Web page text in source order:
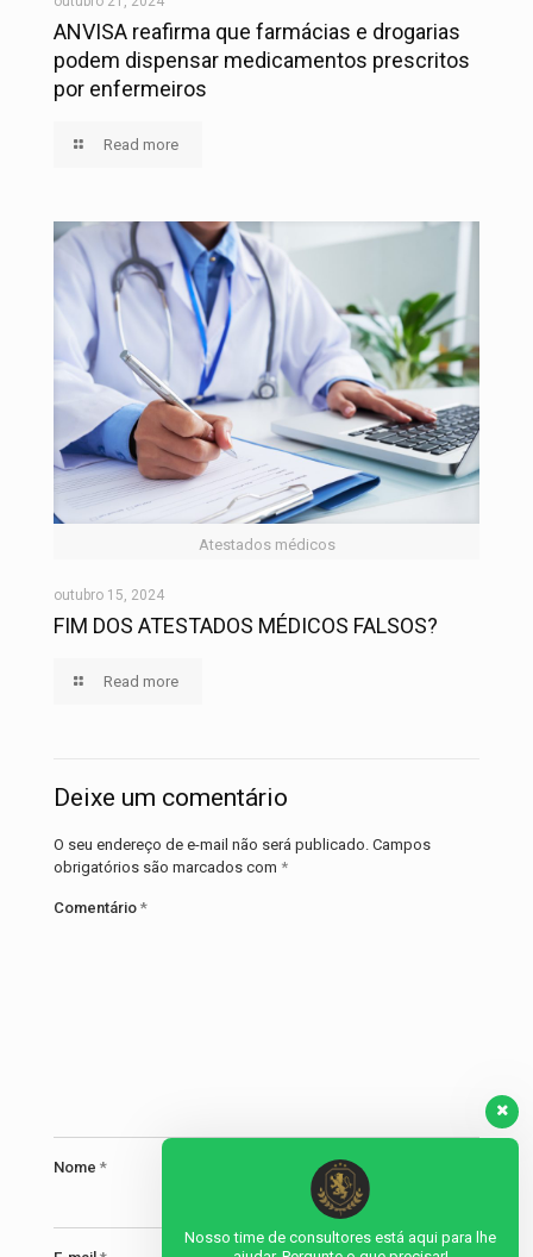
ANVISA reafirma que farmácias e drogarias
podem dispensar medicamentos prescritos
por enfermeiros
Read more
Atestados médicos
outubro 15, 2024
FIM DOS ATESTADOS MÉDICOS FALSOS?
Read more
Deixe um comentário
O seu endereço de e-mail não será publicado. Campos
obrigatórios são marcados com *
Comentário *
Nome *
Nosso time de consultores está aqui para lhe